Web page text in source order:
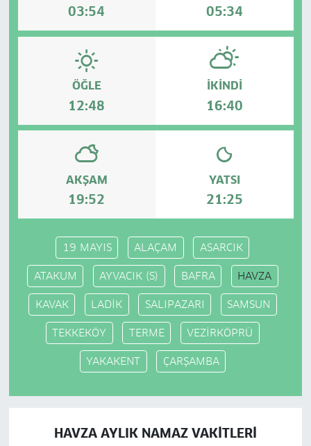
03:54 05:34
ÖĞLE
12:48
İKINDI
16:40
AKŞAM
19:52
YATSI
21:25
19 MAYIS ALAÇAM ASARCIK
ATAKUM AYVACIK (S) BAFRA HAVZA
KAVAK LADİK SALIPAZARI SAMSUN
TEKKEKÖY TERME VEZİRKÖPRÜ
YAKAKENT ÇARŞAMBA
HAVZA AYLIK NAMAZ VAKITLERI